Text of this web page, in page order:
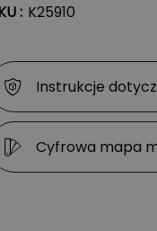
: K25910
Instrukcje
Cyfrowa mapa